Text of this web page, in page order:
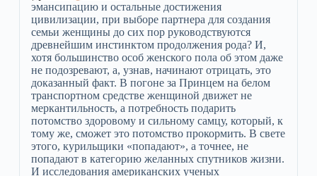
эмансипацию и остальные достижения
цивилизации, при выборе партнера для создания
семьи женщины до сих пор руководствуются
древнейшим инстинктом продолжения рода? И,
хотя большинство особ женского пола об этом даже
не подозревают, а, узнав, начинают отрицать, это
доказанный факт. В погоне за Принцем на белом
транспортном средстве женщиной движет не
меркантильность, а потребность подарить
потомство здоровому и сильному самцу, который, к
тому же, сможет это потомство прокормить. В свете
этого, курильщики «попадают», а точнее, не
попадают в категорию желанных спутников жизни.
И исследования американских ученых